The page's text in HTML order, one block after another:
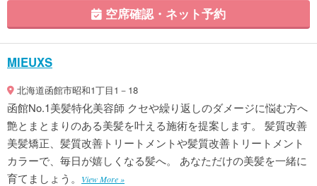
空席確認・ネット予約
MIEUXS
北海道函館市昭和1丁目1－18
函館No.1美髪特化美容師 クセや繰り返しのダメージに悩む方へ
艶とまとまりのある美髪を叶える施術を提案します。 髪質改善
美髪矯正、髪質改善トリートメントや髪質改善トリートメント
カラーで、毎日が嬉しくなる髪へ。 あなただけの美髪を一緒に
育てましょう。
View More »